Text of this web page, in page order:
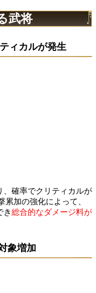
武将
ィカルが発生
、確率でクリティカルが
加の強化によって、
き総合的なダメージ料が
象増加